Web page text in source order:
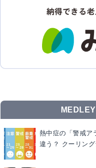
熱中症の「警戒ア
違う？ クーリン